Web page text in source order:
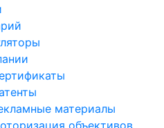
материалы
объективов